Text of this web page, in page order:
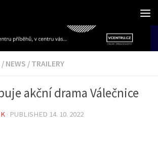
/ NEWS / TRAILERY
akční drama Válečnice
· PUBLISHED 14. 10. 2022